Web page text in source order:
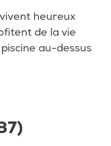
heureux
de la vie
au-dessus